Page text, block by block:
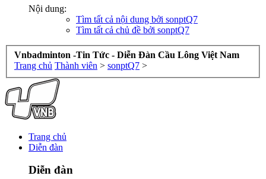
Nội dung:
Tìm tất cả nội dung bởi sonptQ7
Tìm tất cả chủ đề bởi sonptQ7
Vnbadminton -Tin Tức - Diễn Đàn Cầu Lông Việt Nam
Trang chủ Thành viên > sonptQ7 >
Trang chủ
Diễn đàn
Diễn đàn